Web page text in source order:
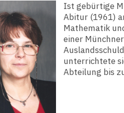
Ist gebürtige
Abitur (1961)
Mathematik
einer
unterrichtete
Abteilung bis